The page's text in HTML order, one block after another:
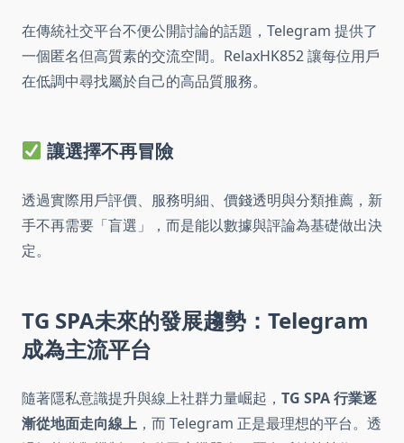
在傳統社交平台不便公開討論的話題，Telegram 提供了
一個匿名但高質素的交流空間。RelaxHK852 讓每位用戶
在低調中尋找屬於自己的高品質服務。
讓選擇不再冒險
透過實際用戶評價、服務明細、價錢透明與分類推薦，新
手不再需要「盲選」，而是能以數據與評論為基礎做出決
定。
TG SPA未來的發展趨勢：Telegram
成為主流平台
隨著隱私意識提升與線上社群力量崛起， TG SPA 行業逐
漸從地面走向線上 ，而 Telegram 正是最理想的平台。透